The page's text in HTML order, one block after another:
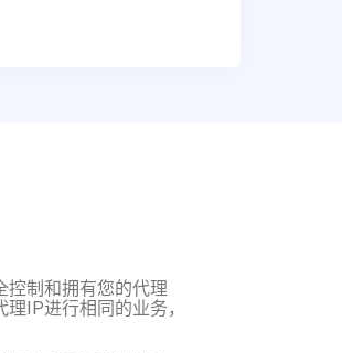
控制和拥有您的代理
IP进行相同的业务，